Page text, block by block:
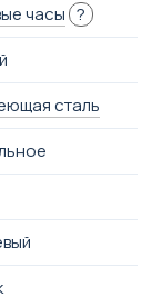
часы ?
сталь